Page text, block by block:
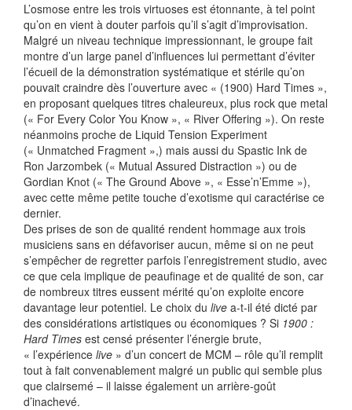
L’osmose entre les trois virtuoses est étonnante, à tel point
qu’on en vient à douter parfois qu’il s’agit d’improvisation.
Malgré un niveau technique impressionnant, le groupe fait
montre d’un large panel d’influences lui permettant d’éviter
l’écueil de la démonstration systématique et stérile qu’on
pouvait craindre dès l’ouverture avec « (1900) Hard Times »,
en proposant quelques titres chaleureux, plus rock que metal
(« For Every Color You Know », « River Offering »). On reste
néanmoins proche de Liquid Tension Experiment
(« Unmatched Fragment »,) mais aussi du Spastic Ink de
Ron Jarzombek (« Mutual Assured Distraction ») ou de
Gordian Knot (« The Ground Above », « Esse’n’Emme »),
avec cette même petite touche d’exotisme qui caractérise ce
dernier.
Des prises de son de qualité rendent hommage aux trois
musiciens sans en défavoriser aucun, même si on ne peut
s’empêcher de regretter parfois l’enregistrement studio, avec
ce que cela implique de peaufinage et de qualité de son, car
de nombreux titres eussent mérité qu’on exploite encore
davantage leur potentiel. Le choix du live a-t-il été dicté par
des considérations artistiques ou économiques ? Si 1900 :
Hard Times est censé présenter l’énergie brute,
« l’expérience live » d’un concert de MCM – rôle qu’il remplit
tout à fait convenablement malgré un public qui semble plus
que clairsemé – il laisse également un arrière-goût
d’inachevé.